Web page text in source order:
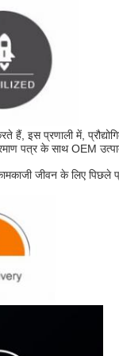
इस प्रणाली में,
पत्र के साथ OEM
जीवन के लिए पिछले